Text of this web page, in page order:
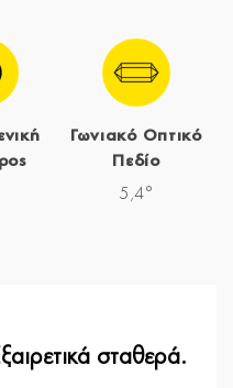
Γωνιακό Οπτικό
Πεδίο
5,4°
σταθερά.